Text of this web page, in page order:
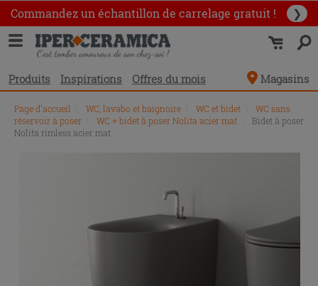
Commandez un échantillon de carrelage gratuit ! ❯
Produits Inspirations Offres du mois Magasins
Page d'accueil WC, lavabo et baignoire WC et bidet
WC sans
réservoir à poser
WC + bidet à poser Nolita acier mat
Bidet à poser
Nolita rimless acier mat